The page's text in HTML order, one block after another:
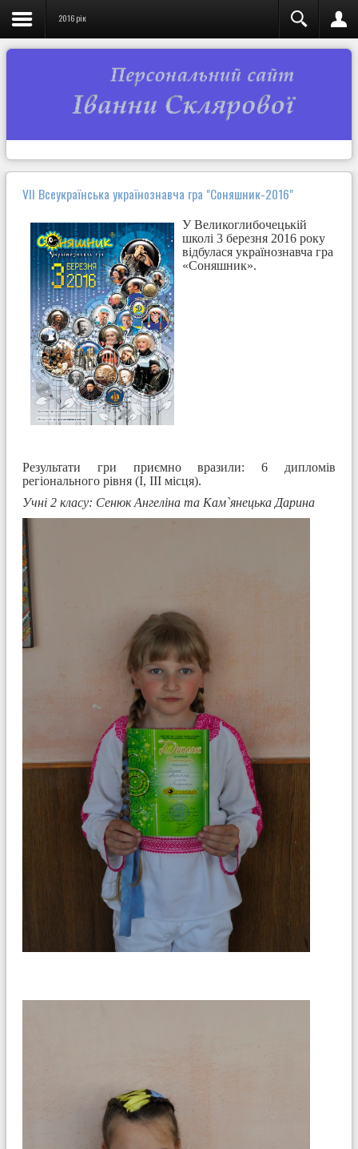
2016 рік
VII Всеукраїнська українознавча гра "Соняшник-2016"
У Великоглибочецькій
школі 3 березня 2016 року
відбулася українознавча гра
«Соняшник».
Результати гри приємно вразили: 6 дипломів
регіонального рівня (І, ІІІ місця).
Учні 2 класу: Сенюк Ангеліна та Кам`янецька Дарина